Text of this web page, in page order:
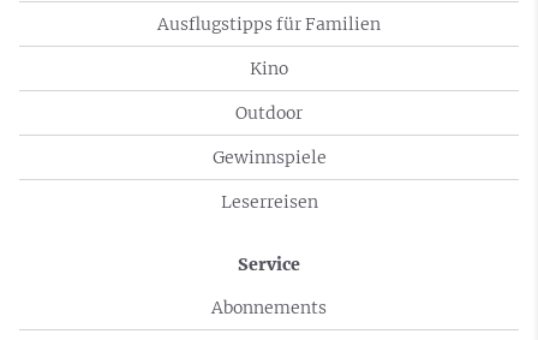
Ausflugstipps für Familien
Kino
Outdoor
Gewinnspiele
Leserreisen
Service
Abonnements